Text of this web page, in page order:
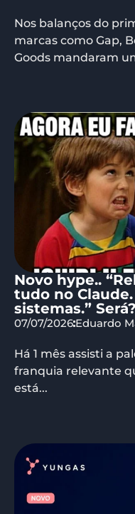
Nos balanços do
marcas como Gap,
Goods mandaram
Novo hype..
tudo no
sistemas.” Será?
07/07/2026 Eduardo
Há 1 mês assisti a
franquia relevante
está...